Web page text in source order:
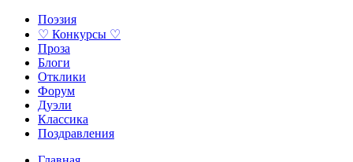
Поэзия
♡ Конкурсы ♡
Проза
Блоги
Отклики
Форум
Дуэли
Классика
Поздравления